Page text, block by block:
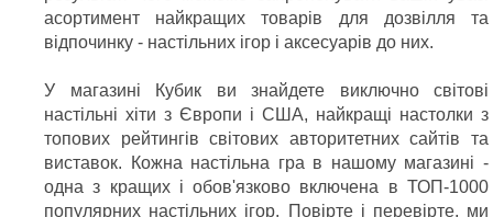
асортимент найкращих товарів для дозвілля та
відпочинку - настільних ігор і аксесуарів до них.
У магазині Кубик ви знайдете виключно світові
настільні хіти з Європи і США, найкращі настолки з
топових рейтингів світових авторитетних сайтів та
виставок. Кожна настільна гра в нашому магазині -
одна з кращих і обов'язково включена в ТОП-1000
популярних настільних ігор. Повірте і перевірте, ми